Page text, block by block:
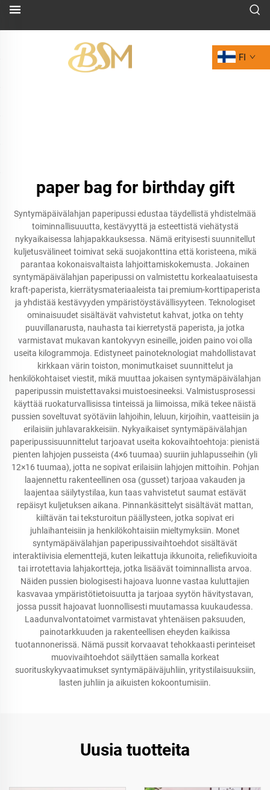
FI
paper bag for birthday gift
Syntymäpäivälahjan paperipussi edustaa täydellistä yhdistelmää
toiminnallisuuutta, kestävyyttä ja esteettistä viehätystä
nykyaikaisessa lahjapakkauksessa. Nämä erityisesti suunnitellut
kuljetusvälineet toimivat sekä suojakonttina että koristeena, mikä
parantaa kokonaisvaltaista lahjoittamiskokemusta. Jokainen
syntymäpäivälahjan paperipussi on valmistettu korkealaatuisesta
kraft-paperista, kierrätysmateriaaleista tai premium-korttipaperista
ja yhdistää kestävyyden ympäristöystävällisyyteen. Teknologiset
ominaisuudet sisältävät vahvistetut kahvat, jotka on tehty
puuvillanarusta, nauhasta tai kierretystä paperista, ja jotka
varmistavat mukavan kantokyvyn esineille, joiden paino voi olla
useita kilogrammoja. Edistyneet painoteknologiat mahdollistavat
kirkkaan värin toiston, monimutkaiset suunnittelut ja
henkilökohtaiset viestit, mikä muuttaa jokaisen syntymäpäivälahjan
paperipussin muistettavaksi muistoesineeksi. Valmistusprosessi
käyttää ruokaturvallisissa tinteissä ja liimoissa, mikä tekee näistä
pussien soveltuvat syötäviin lahjoihin, leluun, kirjoihin, vaatteisiin ja
erilaisiin juhlavarakkeisiin. Nykyaikaiset syntymäpäivälahjan
paperipussisuunnittelut tarjoavat useita kokovaihtoehtoja: pienistä
pienten lahjojen pusseista (4×6 tuumaa) suuriin juhlapusseihin (yli
12×16 tuumaa), jotta ne sopivat erilaisiin lahjojen mittoihin. Pohjan
laajennettu rakenteellinen osa (gusset) tarjoaa vakauden ja
laajentaa säilytystilaa, kun taas vahvistetut saumat estävät
repäisyt kuljetuksen aikana. Pinnankäsittelyt sisältävät mattan,
kiiltävän tai teksturoitun päällysteen, jotka sopivat eri
juhlaihanteisiin ja henkilökohtaisiin mieltymyksiin. Monet
syntymäpäivälahjan paperipussivaihtoehdot sisältävät
interaktiivisia elementtejä, kuten leikattuja ikkunoita, reliefikuvioita
tai irrotettavia lahjakortteja, jotka lisäävät toiminnallista arvoa.
Näiden pussien biologisesti hajoava luonne vastaa kuluttajien
kasvavaa ympäristötietoisuutta ja tarjoaa syytön hävitystavan,
jossa pussit hajoavat luonnollisesti muutamassa kuukaudessa.
Laadunvalvontatoimet varmistavat yhtenäisen paksuuden,
painotarkkuuden ja rakenteellisen eheyden kaikissa
tuotannonerissä. Nämä pussit korvaavat tehokkaasti perinteiset
muovivaihtoehdot säilyttäen samalla korkeat
suorituskykyvaatimukset syntymäpäiväjuhliin, yritystilaisuuksiin,
lasten juhliin ja aikuisten kokoontumisiin.
Uusia tuotteita